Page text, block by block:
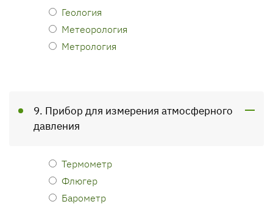
Геология
Метеорология
Метрология
9. Прибор для измерения атмосферного
давления
Термометр
Флюгер
Барометр